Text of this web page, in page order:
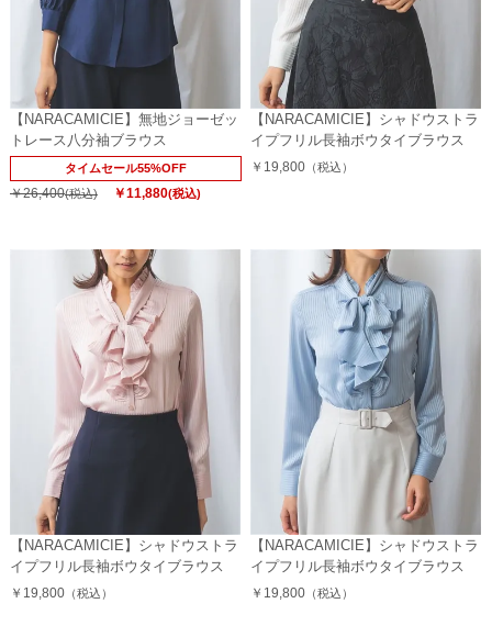
【NARACAMICIE】無地ジョーゼッ
トレース八分袖ブラウス
タイムセール55%OFF
￥26,400(税込) ￥11,880(税込)
【NARACAMICIE】シャドウストラ
イプフリル長袖ボウタイブラウス
￥19,800 （税込）
【NARACAMICIE】シャドウストラ
イプフリル長袖ボウタイブラウス
￥19,800（税込）
【NARACAMICIE】シャドウストラ
イプフリル長袖ボウタイブラウス
￥19,800 （税込）